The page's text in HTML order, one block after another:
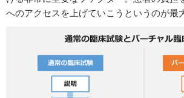
へのアクセスを上げていこうというのが最